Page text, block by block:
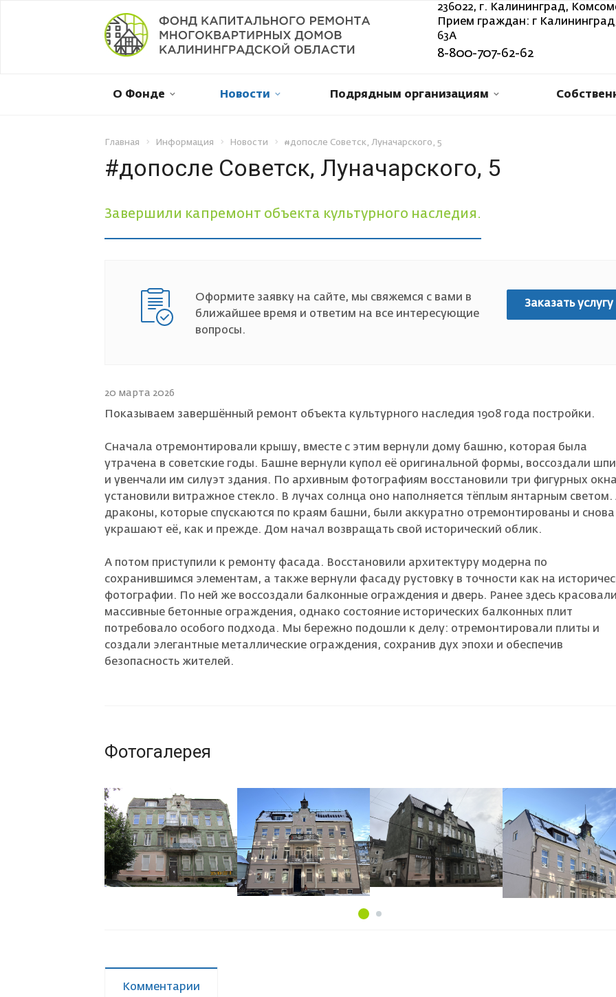
236022, г. Калининград,
Прием граждан: г
63А
8-800-707-62-62
О Фонде Новости Подрядным организациям
Отправить обращение
Смена собственника
Главная Информация Новости #допосле Советск, Луначарского, 5
#допосле Советск, Луначарского, 5
Завершили капремонт объекта культурного наследия.
Оформите заявку на сайте, мы свяжемся с вами в
ближайшее время и ответим на все интересующие
вопросы.
Заказать услугу
20 марта 2026
Показываем завершённый ремонт объекта культурного наследия 1908 года постройки.
Сначала отремонтировали крышу, вместе с этим вернули дому башню, которая была
утрачена в советские годы. Башне вернули купол её оригинальной формы, воссоздали
и увенчали им силуэт здания. По архивным фотографиям восстановили три фигурных
установили витражное стекло. В лучах солнца оно наполняется тёплым янтарным светом.
драконы, которые спускаются по краям башни, были аккуратно отремонтированы и снова
украшают её, как и прежде. Дом начал возвращать свой исторический облик.
А потом приступили к ремонту фасада. Восстановили архитектуру модерна по
сохранившимся элементам, а также вернули фасаду рустовку в точности как на
фотографии. По ней же воссоздали балконные ограждения и дверь. Ранее здесь
массивные бетонные ограждения, однако состояние исторических балконных плит
потребовало особого подхода. Мы бережно подошли к делу: отремонтировали плиты и
создали элегантные металлические ограждения, сохранив дух эпохи и обеспечив
безопасность жителей.
Фотогалерея
Комментарии